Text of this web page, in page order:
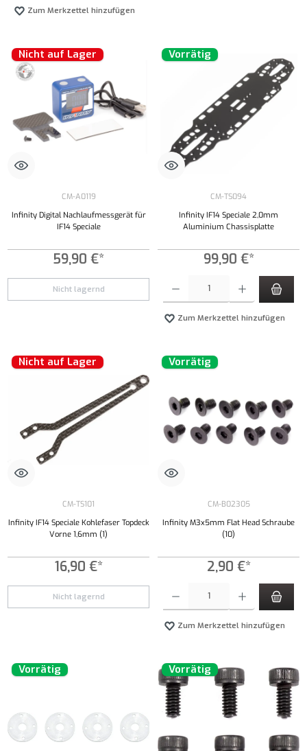
Zum Merkzettel hinzufügen
Nicht auf Lager
CM-A0119
Infinity Digital Nachlaufmessgerät für
IF14 Speciale
59,90 €*
Nicht lagernd
Vorrätig
CM-TS094
Infinity IF14 Speciale 2,0mm
Aluminium Chassisplatte
99,90 €*
Zum Merkzettel hinzufügen
Nicht auf Lager
CM-TS101
Infinity IF14 Speciale Kohlefaser Topdeck
Vorne 1,6mm (1)
16,90 €*
Nicht lagernd
Vorrätig
CM-B02305
Infinity M3x5mm Flat Head Schraube
(10)
2,90 €*
Zum Merkzettel hinzufügen
Vorrätig Vorrätig